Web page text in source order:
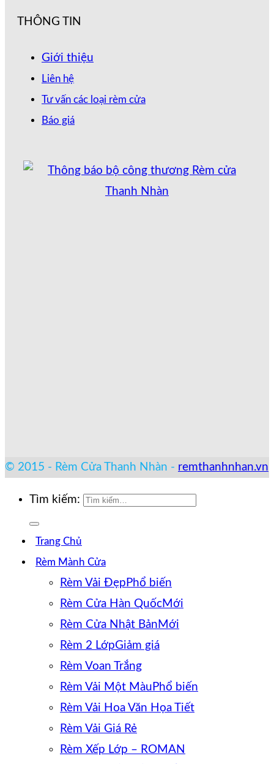
THÔNG TIN
Giới thiệu
Liên hệ
Tư vấn các loại rèm cửa
Báo giá
© 2015 - Rèm Cửa Thanh Nhàn - remthanhnhan.vn
Tìm kiếm:
Trang Chủ
Rèm Mành Cửa
Rèm Vải Đẹp
Rèm Cửa Hàn Quốc
Rèm Cửa Nhật Bản
Rèm 2 Lớp
Rèm Voan Trắng
Rèm Vải Một Màu
Rèm Vải Hoa Văn Họa Tiết
Rèm Vải Giá Rẻ
Rèm Xếp Lớp – ROMAN